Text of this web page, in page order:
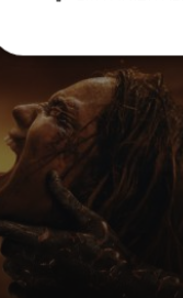
Τα απολύτως
ιστότοπος δεν μπορεί
Ονοματεπώνυμο
G_ENABLED_IDPS